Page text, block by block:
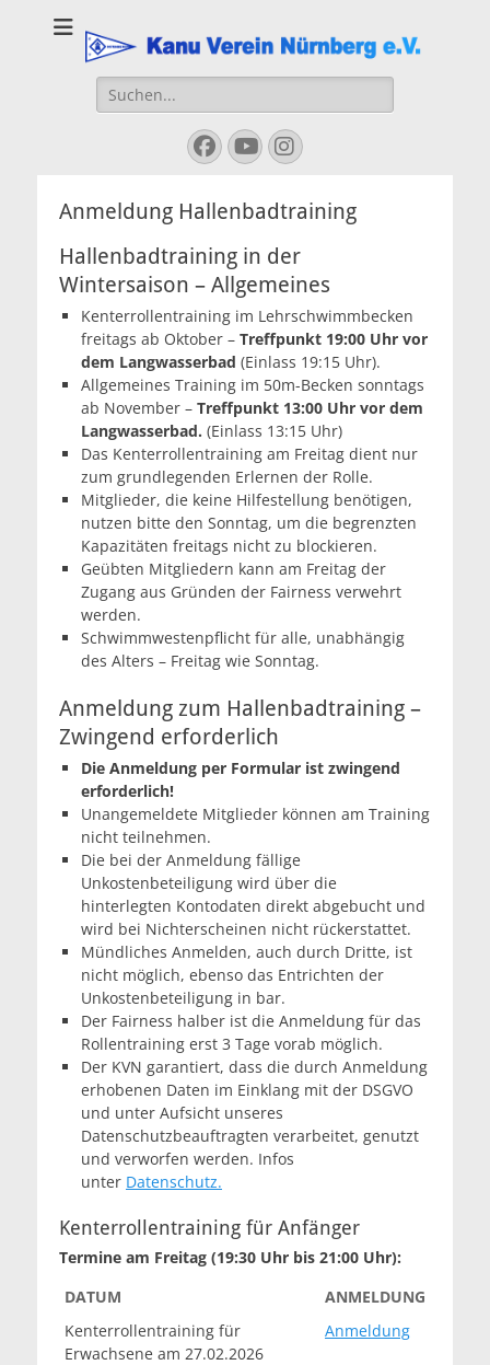
Kanu Verein
Nuernberg
Suchen
nach:
Facebook
YouTube
Instagram
Anmeldung Hallenbadtraining
Hallenbadtraining in der
Wintersaison – Allgemeines
Kenterrollentraining im Lehrschwimmbecken
freitags ab Oktober – Treffpunkt 19:00 Uhr vor
dem Langwasserbad (Einlass 19:15 Uhr).
Allgemeines Training im 50m-Becken sonntags
ab November – Treffpunkt 13:00 Uhr vor dem
Langwasserbad. (Einlass 13:15 Uhr)
Das Kenterrollentraining am Freitag dient nur
zum grundlegenden Erlernen der Rolle.
Mitglieder, die keine Hilfestellung benötigen,
nutzen bitte den Sonntag, um die begrenzten
Kapazitäten freitags nicht zu blockieren.
Geübten Mitgliedern kann am Freitag der
Zugang aus Gründen der Fairness verwehrt
werden.
Schwimmwestenpflicht für alle, unabhängig
des Alters – Freitag wie Sonntag.
Anmeldung zum Hallenbadtraining –
Zwingend erforderlich
Die Anmeldung per Formular ist zwingend
erforderlich!
Unangemeldete Mitglieder können am Training
nicht teilnehmen.
Die bei der Anmeldung fällige
Unkostenbeteiligung wird über die
hinterlegten Kontodaten direkt abgebucht und
wird bei Nichterscheinen nicht rückerstattet.
Mündliches Anmelden, auch durch Dritte, ist
nicht möglich, ebenso das Entrichten der
Unkostenbeteiligung in bar.
Der Fairness halber ist die Anmeldung für das
Rollentraining erst 3 Tage vorab möglich.
Der KVN garantiert, dass die durch Anmeldung
erhobenen Daten im Einklang mit der DSGVO
und unter Aufsicht unseres
Datenschutzbeauftragten verarbeitet, genutzt
und verworfen werden. Infos
unter Datenschutz.
Kenterrollentraining für Anfänger
Termine am Freitag (19:30 Uhr bis 21:00 Uhr):
DATUM
ANMELDUNG
Kenterrollentraining für
Erwachsene am 27.02.2026
Anmeldung